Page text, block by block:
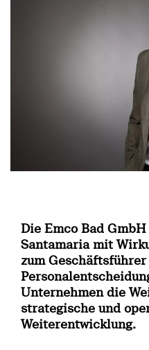
Die Emco Bad
Santamaria mit
zum
Unternehmen die
strategische und
Weiterentwicklung.